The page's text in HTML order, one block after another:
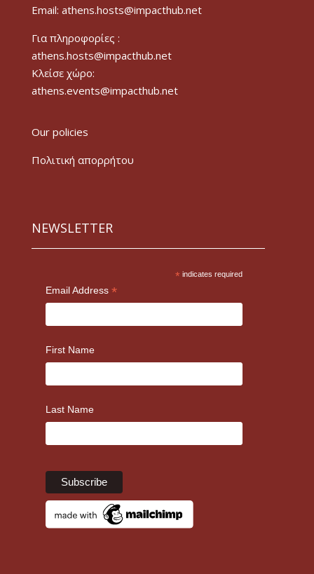
Email: athens.hosts@impacthub.net
Για πληροφορίες :
athens.hosts@impacthub.net
Κλείσε χώρο:
athens.events@impacthub.net
Our policies
Πολιτική απορρήτου
NEWSLETTER
* indicates required
Email Address *
First Name
Last Name